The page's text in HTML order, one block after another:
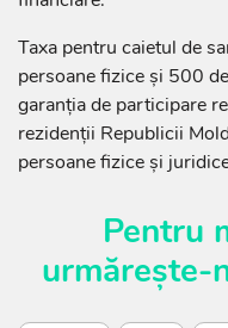
Taxa pentru caietul de
persoane fizice și 500
garanția de participare
rezidenții Republicii
persoane fizice și
Pentru
urmărește-